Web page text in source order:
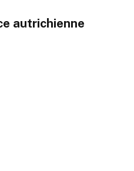
autrichienne